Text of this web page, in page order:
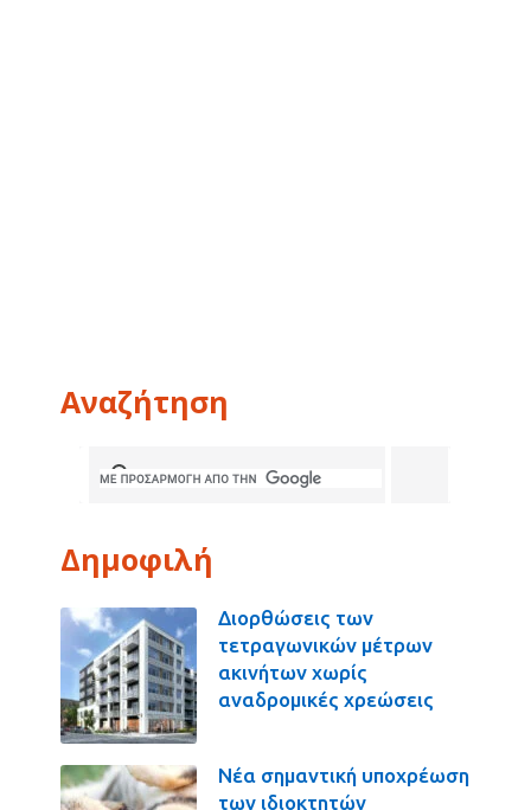
Αναζήτηση
Δημοφιλή
Διορθώσεις των
τετραγωνικών μέτρων
ακινήτων χωρίς
αναδρομικές χρεώσεις
Νέα σημαντική υποχρέωση
των ιδιοκτητών